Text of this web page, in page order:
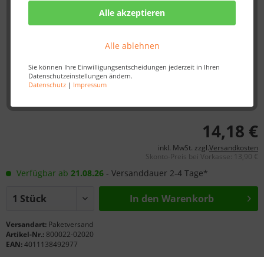
Alle akzeptieren
Alle ablehnen
Sie können Ihre Einwilligungsentscheidungen jederzeit in Ihren
Datenschutzeinstellungen ändern.
Datenschutz| Impressum
14,18 €
inkl. MwSt. zzgl.Versandkosten
Skonto-Preis bei Vorkasse: 13,90 €
Verfügbar ab 21.08.26 - Versanddauer 2-4 Tage*
In den Warenkorb
Versandart: Paketversand
Artikel-Nr.: 800022-02020
EAN:4011138492977